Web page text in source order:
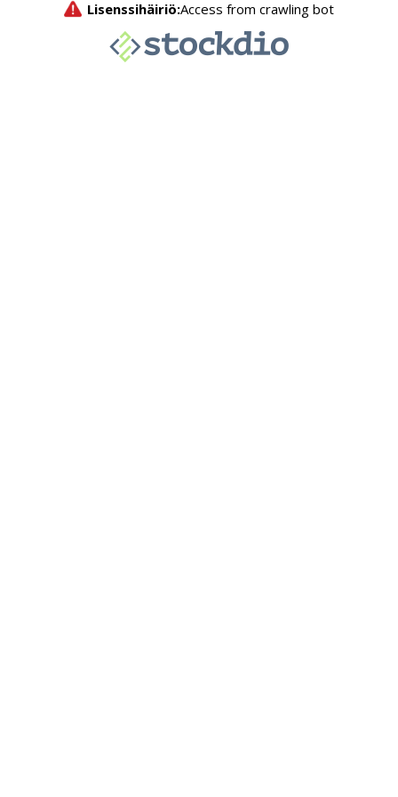
Lisenssihäiriö:Access from crawling bot